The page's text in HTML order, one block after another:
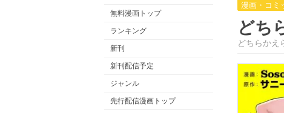
無料漫画トップ
ランキング
新刊
新刊配信予定
ジャンル
先行配信漫画トップ
漫画・コミ
どち
どちらかえ